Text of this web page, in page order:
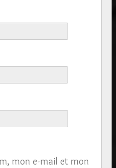
mon e-mail et mon